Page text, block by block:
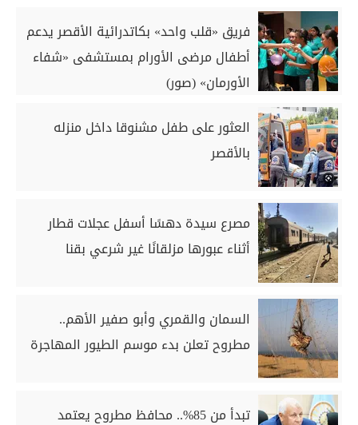
فريق «قلب واحد» بكاتدرائية الأقصر يدعم
أطفال مرضى الأورام بمستشفى «شفاء
الأورمان» (صور)
العثور على طفل مشنوقا داخل منزله
بالأقصر
مصرع سيدة دهسًا أسفل عجلات قطار
أثناء عبورها مزلقانًا غير شرعي بقنا
السمان والقمري وأبو صفير الأهم..
مطروح تعلن بدء موسم الطيور المهاجرة
تبدأ من 85%.. محافظ مطروح يعتمد